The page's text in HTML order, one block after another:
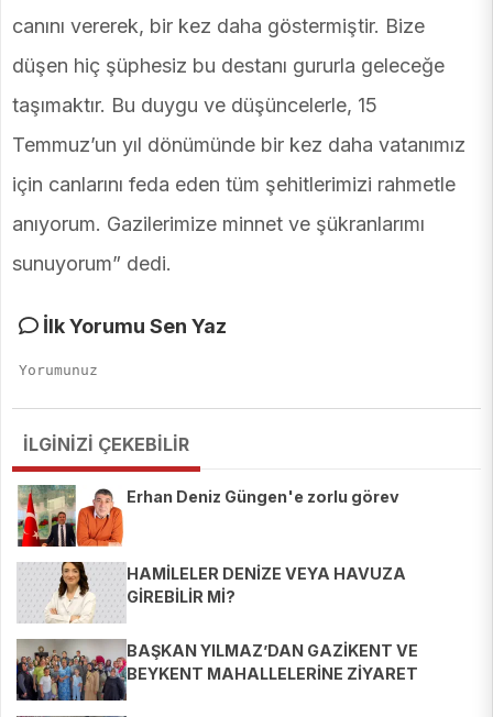
canını vererek, bir kez daha göstermiştir. Bize
düşen hiç şüphesiz bu destanı gururla geleceğe
taşımaktır. Bu duygu ve düşüncelerle, 15
Temmuz’un yıl dönümünde bir kez daha vatanımız
için canlarını feda eden tüm şehitlerimizi rahmetle
anıyorum. Gazilerimize minnet ve şükranlarımı
sunuyorum” dedi.
İlk Yorumu Sen Yaz
İLGİNİZİ ÇEKEBİLİR
Erhan Deniz Güngen'e zorlu görev
HAMİLELER DENİZE VEYA HAVUZA
GİREBİLİR Mİ?
BAŞKAN YILMAZ’DAN GAZİKENT VE
BEYKENT MAHALLELERİNE ZİYARET